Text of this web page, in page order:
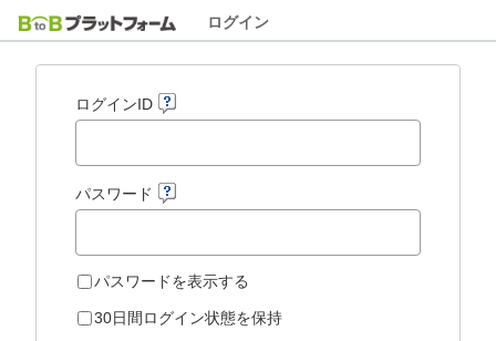
ログイン
ログインID
パスワード
パスワードを表示する
30日間ログイン状態を保持